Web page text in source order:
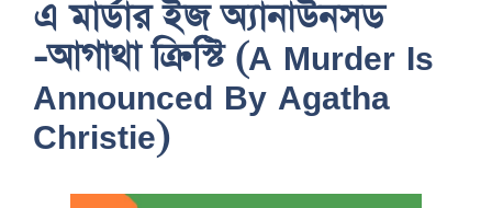
এ মার্ডার ইজ অ্যানাউনসড
-আগাথা ক্রিস্টি (A Murder Is
Announced By Agatha
Christie)